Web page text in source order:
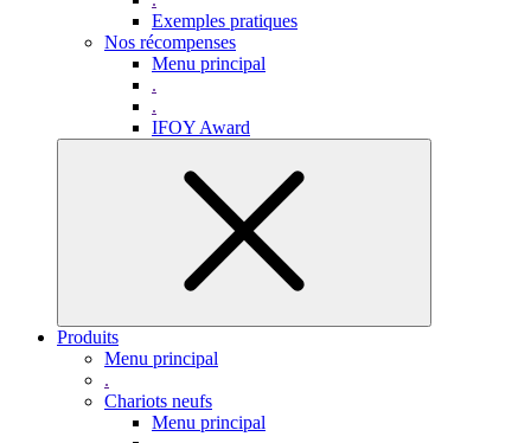
Exemples pratiques
Nos récompenses
Menu principal
.
.
IFOY Award
Produits
Menu principal
.
Chariots neufs
Menu principal